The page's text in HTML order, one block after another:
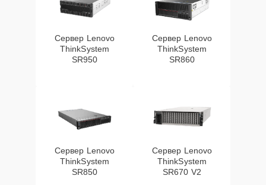
Сервер Lenovo
ThinkSystem
SR950
Сервер Lenovo
ThinkSystem
SR860
Сервер Lenovo
ThinkSystem
SR850
Сервер Lenovo
ThinkSystem
SR670 V2